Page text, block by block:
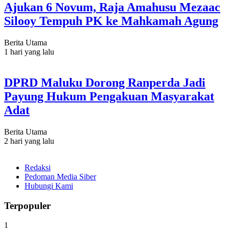
Ajukan 6 Novum, Raja Amahusu Mezaac
Silooy Tempuh PK ke Mahkamah Agung
Berita Utama
1 hari yang lalu
DPRD Maluku Dorong Ranperda Jadi
Payung Hukum Pengakuan Masyarakat
Adat
Berita Utama
2 hari yang lalu
Redaksi
Pedoman Media Siber
Hubungi Kami
Terpopuler
1